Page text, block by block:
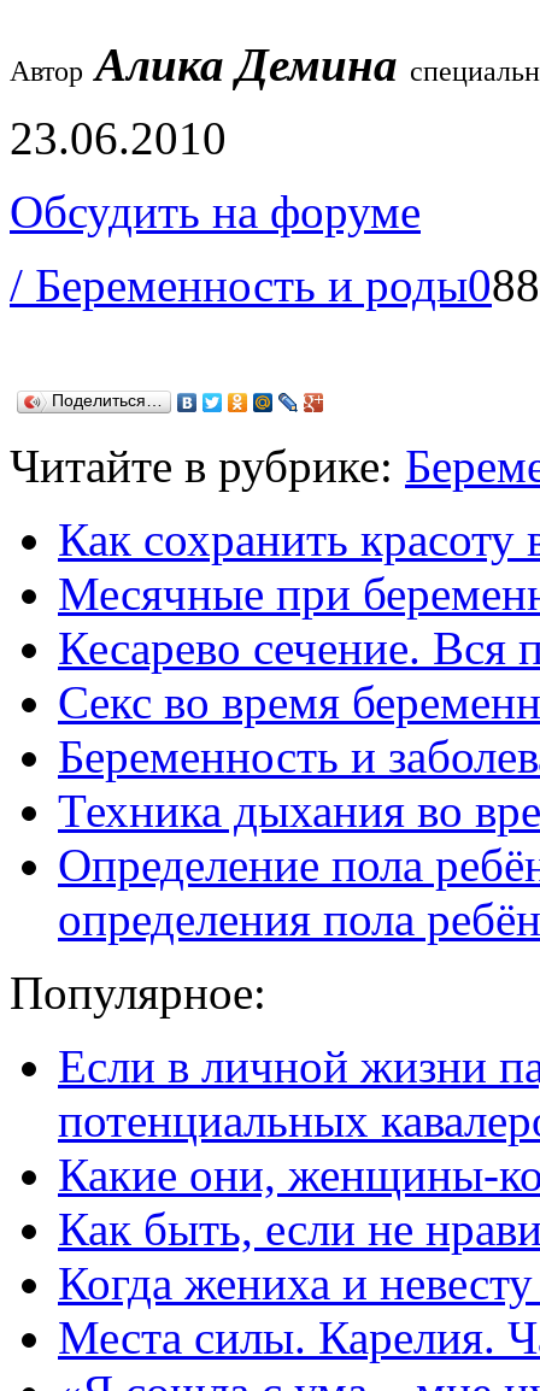
Автор Алика Демина
23.06.2010
Обсудить на форуме
/ Беременность и роды0
Поделиться…
Читайте в рубрике:
Как сохранить
Месячные при
Кесарево сечение. Вся
Секс во время
Беременность и
Техника дыхания во
Определение пола
определения пола
Популярное:
Если в личной жизни
потенциальных
Какие они, женщины-
Как быть, если не
Когда жениха и
Места силы. Карелия.